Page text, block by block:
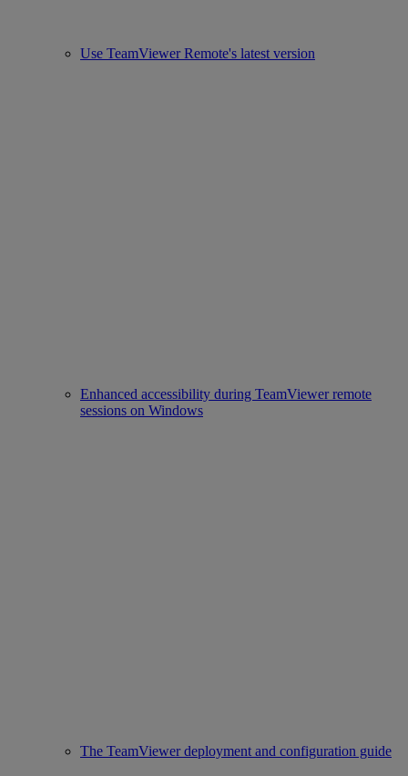
Use TeamViewer Remote's latest version
Enhanced accessibility during TeamViewer remote
sessions on Windows
The TeamViewer deployment and configuration guide